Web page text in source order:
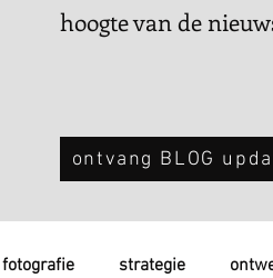
hoogte van de
ontvang BLOG
fotografie strategie